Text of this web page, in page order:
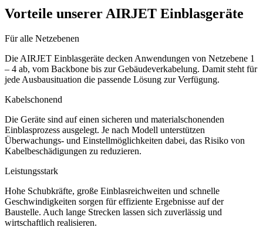
Vorteile unserer AIRJET Einblasgeräte
Für alle Netzebenen
Die AIRJET Einblasgeräte decken Anwendungen von Netzebene 1
– 4 ab, vom Backbone bis zur Gebäudeverkabelung. Damit steht für
jede Ausbausituation die passende Lösung zur Verfügung.
Kabelschonend
Die Geräte sind auf einen sicheren und materialschonenden
Einblasprozess ausgelegt. Je nach Modell unterstützen
Überwachungs- und Einstellmöglichkeiten dabei, das Risiko von
Kabelbeschädigungen zu reduzieren.
Leistungsstark
Hohe Schubkräfte, große Einblasreichweiten und schnelle
Geschwindigkeiten sorgen für effiziente Ergebnisse auf der
Baustelle. Auch lange Strecken lassen sich zuverlässig und
wirtschaftlich realisieren.